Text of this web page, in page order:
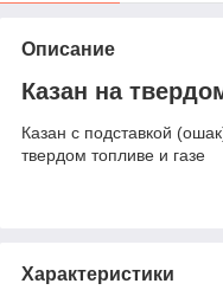
Описание
Казан на
Казан с подставкой
твердом топливе и газе
Характеристики